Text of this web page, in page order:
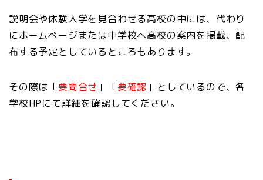
説明会や体験入学を見合わせる高校の中には、代わり
にホームページまたは中学校へ高校の案内を掲載、配
布する予定としているところもあります。
その際は「要問合せ 」「要確認 」としているので、各
学校HPにて詳細を確認してください。